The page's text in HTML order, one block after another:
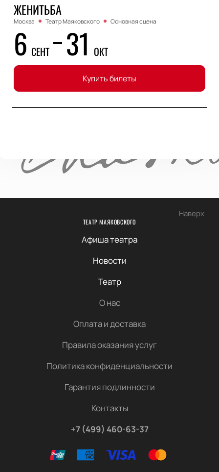
ЖЕНИТЬБА
Москва Театр Маяковского Основная сцена
6 СЕНТ 31 ОКТ
Купить билеты
Наверх
ТЕАТР МАЯКОВСКОГО
Афиша театра
Новости
Театр
О нас
Оплата и доставка
Правила оказания услуг
Политика конфиденциальности
Гарантия подлинности
Контакты
+7 (499) 460-63-37